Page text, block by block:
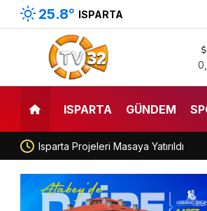
25.8° ISPARTA
ISPARTA GÜNDEM
Isparta Projeleri Masaya Yatırıldı